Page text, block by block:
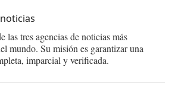
las tres agencias de noticias más
mundo. Su misión es garantizar una
imparcial y verificada.